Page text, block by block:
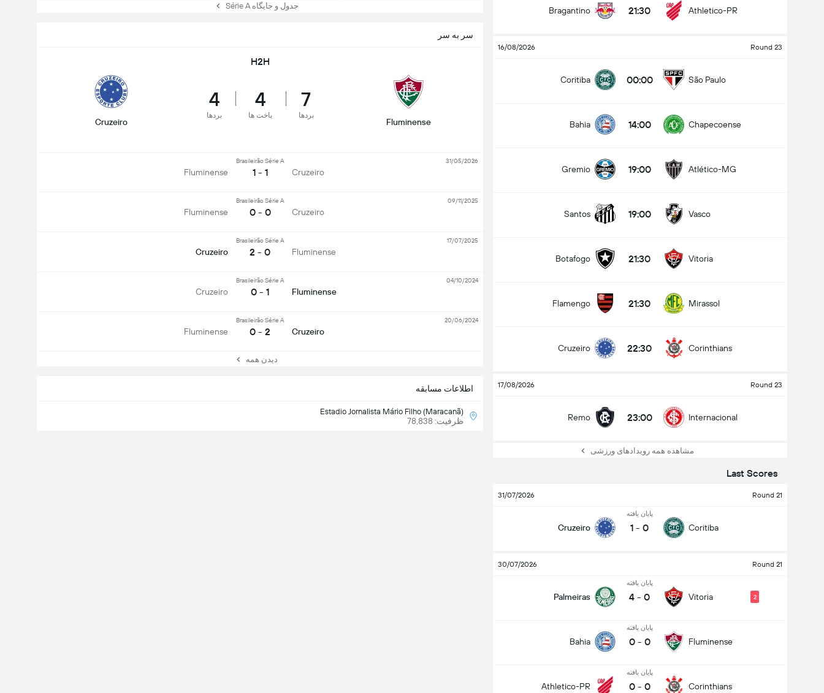
Athletico-PR
21:30
Bragantino
Round 23
16/08/2026
São Paulo
00:00
Coritiba
Chapecoense
14:00
Bahia
Atlético-MG
19:00
Gremio
Vasco
19:00
Santos
Vitoria
21:30
Botafogo
Mirassol
21:30
Flamengo
Corinthians
22:30
Cruzeiro
Round 23
17/08/2026
Internacional
23:00
Remo
مشاهده همه رویدادهای ورزشی
Last Scores
Round 21
31/07/2026
Coritiba
پایان یافته
0
-
1
Cruzeiro
Round 21
30/07/2026
Vitoria 2
پایان یافته
0
-
4
Palmeiras
Fluminense
پایان یافته
0
-
0
Bahia
Corinthians
پایان یافته
0
-
0
Athletico-PR
جدول و جایگاه Série A
اطلاعات مسابقه
Estadio Jornalista Mário Filho (Maracanã)
ظرفیت: 78,838
سر به سر
H2H
Fluminense
7
بردها
4
باخت ها
4
بردها
Cruzeiro
Cruzeiro
Brasileirão Série A
1 - 1
Fluminense
31/05/2026
Cruzeiro
Brasileirão Série A
0 - 0
Fluminense
09/11/2025
Fluminense
Brasileirão Série A
0 - 2
Cruzeiro
17/07/2025
Fluminense
Brasileirão Série A
1 - 0
Cruzeiro
04/10/2024
Cruzeiro
Brasileirão Série A
2 - 0
Fluminense
20/06/2024
دیدن همه